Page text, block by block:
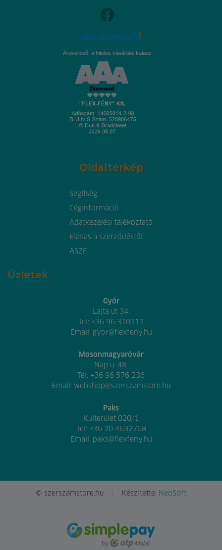
Árukereső, a hiteles vásárlási kalauz
Oldaltérkép
Segítség
Céginformáció
Adatkezelési tájékoztató
Elállás a szerződéstől
ÁSZF
Üzletek
Győr
Lajta út 34.
Tel: +36 96 310313
Email: gyor@flexfeny.hu
Mosonmagyaróvár
Nap u. 48.
Tel: +36 96 576 236
Email: webshop@szerszamstore.hu
Paks
Külterület 020/1
Tel: +36 20 4632768
Email: paks@flexfeny.hu
© szerszamstore.hu Készítette: NeoSoft